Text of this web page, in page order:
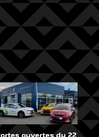
ouvertes du 22